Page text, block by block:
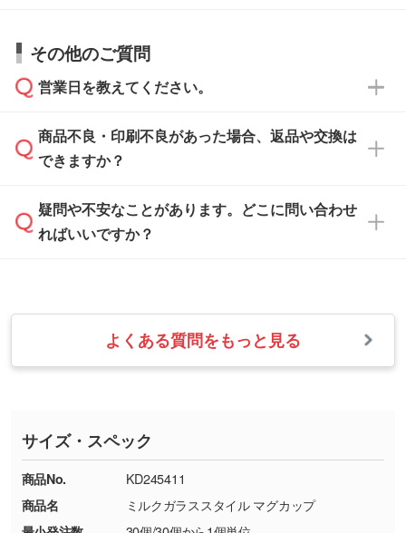
い合わせください。
なお、印刷用データの作り方に関する詳細は、
から添付してお送りください。
・解像度の低いデータをトレース/調整してほ
しい
解像度の低い画像や、手書きのイラスト、写真
などを、印刷に適したベクターデータに変換し
・フルカラーデータを1色に変換してほしい
・1色印刷でグラデーションや濃淡を表現した
い
す。→詳しく見る
・コーポレートカラーを使って印刷したい／印
刷色にこだわりがある
相談いただきますと、担当スタッフがお客様の
ご希望や商品の本体色を確認し、印刷色をご提
本体色がブラック、ネイビーなど濃色の場合は
白色か淡い色の印刷色をおすすめしておりま
す。
本体色がナチュラルなど淡色の場合、印刷をく
っきりと目立たせたいときは濃い印刷色が、柔
らかい雰囲気にしたいときは淡い印刷色が映え
また、お選びいただいた印刷色が本体色に合わ
ない場合や仕上がりに影響しそうな場合は、ス
タッフから別の色をご案内することもございま
その他のご質問
営業日を教えてください。
営業日は平日の10:00～18:00で、土日祝日はお
休みとなります。注文・見積・お問い合わせ
速やかに対応いたします。
商品不良・印刷不良があった場合、返品や交換は
できますか？
お手数をお掛けいたしますが、至急担当スタッ
フまでご連絡ください。商品の状況を確認し、
・お届け時に商品が損傷・故障している場合
・ご注文と異なる商品が届いた場合
・印刷不良があった場合
※詳しくは「商品の良品基準について
ください。
【返品・交換ができない場合】
疑問や不安なことがあります。どこに問い合わせ
ればいいですか？
業日以内に担当スタッフよりメールにてご連絡
いたします。
お急ぎの場合はお電話でのご質問も受け付けて
TEL：0422-29-9911 営業時間10:00～
18:00(土日祝日除く)
お問い合わせフォームはこちら
よくある質問をもっと見る
サイズ・スペック
商品No.
KD245411
商品名
ミルクガラススタイル マグカップ